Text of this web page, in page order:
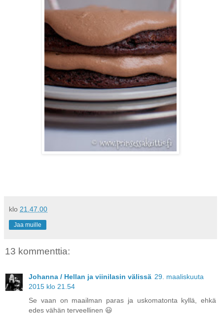
klo 21.47.00
Jaa muille
13 kommenttia:
Johanna / Hellan ja viinilasin välissä 29. maaliskuuta
2015 klo 21.54
Se vaan on maailman paras ja uskomatonta kyllä, ehkä
edes vähän terveellinen 😃